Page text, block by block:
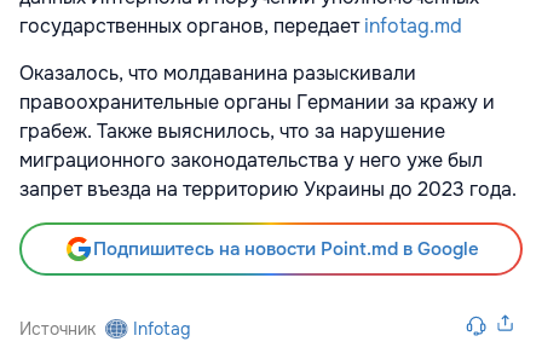
государственных органов, передаетinfotag.md
Оказалось, что молдаванина разыскивали
правоохранительные органы Германии за кражу и
грабеж. Также выяснилось, что за нарушение
миграционного законодательства у него уже был
запрет въезда на территорию Украины до 2023 года.
Подпишитесь на новости Point.md в Google
Источник Infotag